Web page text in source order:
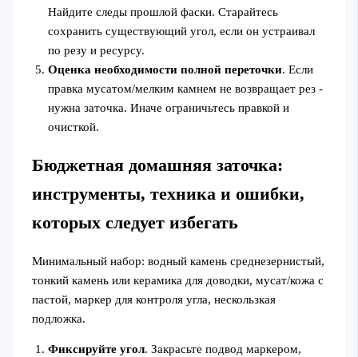
Найдите следы прошлой фаски. Старайтесь
сохранить существующий угол, если он устраивал
по резу и ресурсу.
Оценка необходимости полной переточки. Если
правка мусатом/мелким камнем не возвращает рез -
нужна заточка. Иначе ограничьтесь правкой и
очисткой.
Бюджетная домашняя заточка:
инструменты, техника и ошибки,
которых следует избегать
Минимальный набор: водный камень среднезернистый,
тонкий камень или керамика для доводки, мусат/кожа с
пастой, маркер для контроля угла, нескользкая
подложка.
Фиксируйте угол. Закрасьте подвод маркером,